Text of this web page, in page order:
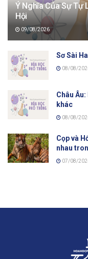
Ý Nghĩa Của Sự Tự
Hội
09/08/2026
Sơ Sài
08/08/
Châu
khác
08/08/
Cọp và
nhau
07/08/